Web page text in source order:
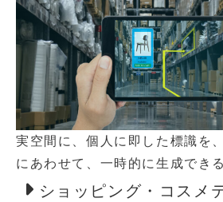
実空間に、個人に即した標識を
にあわせて、一時的に生成でき
ショッピング・コスメ